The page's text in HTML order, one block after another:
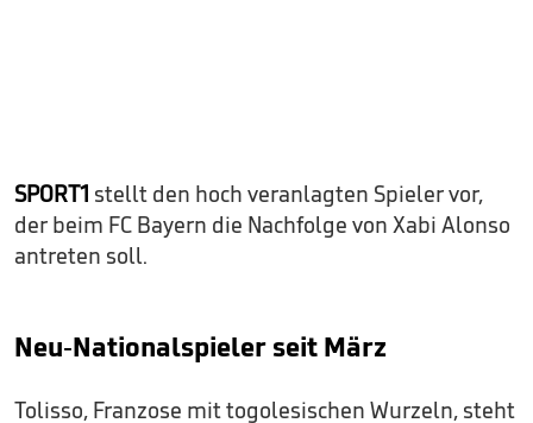
SPORT1 stellt den hoch veranlagten Spieler vor,
der beim FC Bayern die Nachfolge von Xabi Alonso
antreten soll.
Neu-Nationalspieler seit März
Tolisso, Franzose mit togolesischen Wurzeln, steht